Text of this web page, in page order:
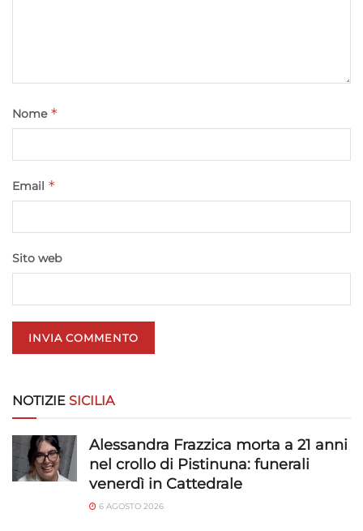
Nome *
Email *
Sito web
NOTIZIE SICILIA
Alessandra Frazzica morta a 21 anni
nel crollo di Pistinuna: funerali
venerdì in Cattedrale
6 AGOSTO 2026